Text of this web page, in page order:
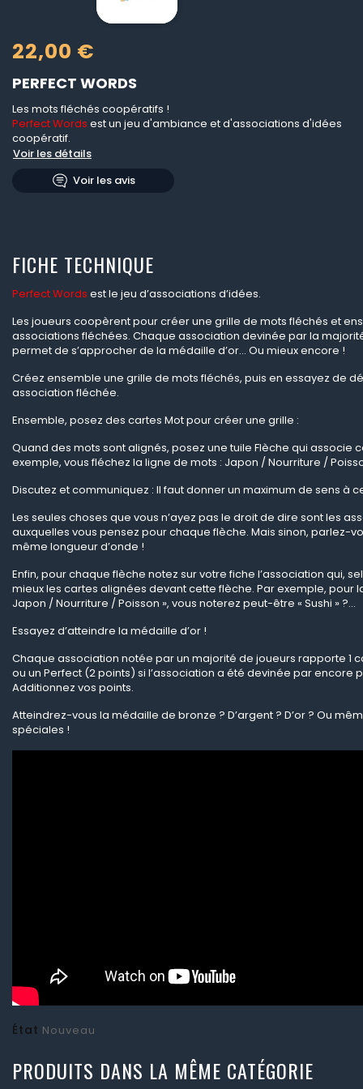
22,00 €
PERFECT WORDS
Les mots fléchés coopératifs !
Perfect Words est un jeu d'ambiance et d'associations d'idées
coopératif.
Voir les détails
Voir les avis
FICHE TECHNIQUE
Perfect Words est le jeu d’associations d’idées.
Les joueurs coopèrent pour créer une grille de mots fléchés et
associations fléchées. Chaque association devinée par la
permet de s’approcher de la médaille d’or... Ou mieux encore !
Créez ensemble une grille de mots fléchés, puis en essayez de
association fléchée.
Ensemble, posez des cartes Mot pour créer une grille :
Quand des mots sont alignés, posez une tuile Flèche qui associe
exemple, vous fléchez la ligne de mots : Japon / Nourriture /
Discutez et communiquez : Il faut donner un maximum de sens à
Les seules choses que vous n’ayez pas le droit de dire sont les
auxquelles vous pensez pour chaque flèche. Mais sinon, parlez-
même longueur d’onde !
Enfin, pour chaque flèche notez sur votre fiche l’association qui,
mieux les cartes alignées devant cette flèche. Par exemple, pour
Japon / Nourriture / Poisson », vous noterez peut-être « Sushi » ?…
Essayez d’atteindre la médaille d’or !
Chaque association notée par un majorité de joueurs rapporte 1
ou un Perfect (2 points) si l’association a été devinée par encore
Additionnez vos points.
Atteindrez-vous la médaille de bronze ? D’argent ? D’or ? Ou
spéciales !
État Nouveau
PRODUITS DANS LA MÊME CATÉGORIE